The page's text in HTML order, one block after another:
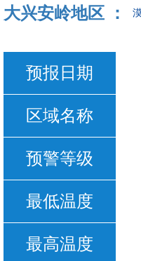
大兴安岭地区 ：
预报日期
区域名称
预警等级
最低温度
最高温度